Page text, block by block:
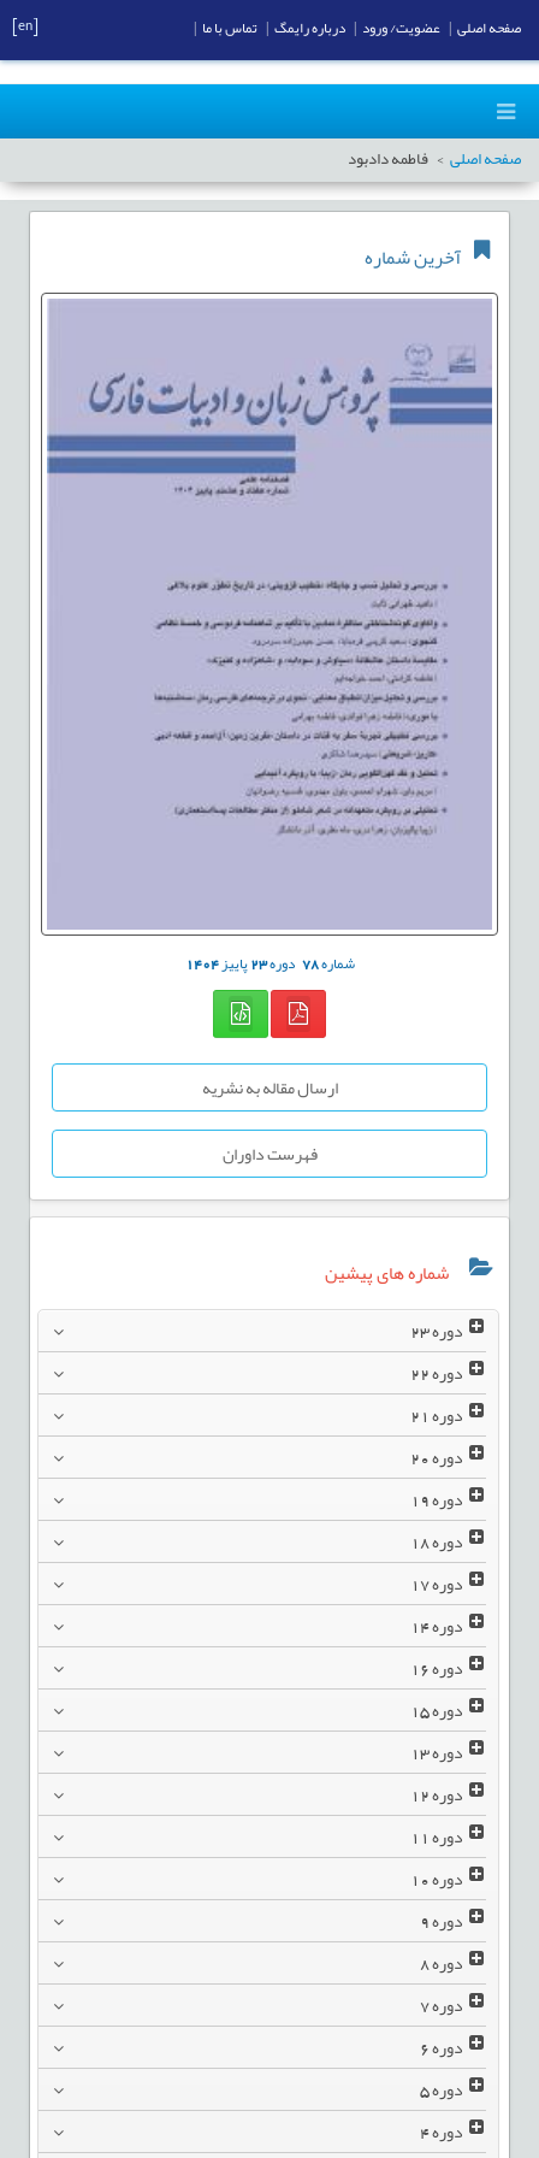
صفحه اصلی فاطمه دادبود
آخرین شماره
شماره78 دوره23پاییز1404
ارسال مقاله به نشریه
فهرست داوران
شماره های پیشین
دوره23
دوره22
دوره21
دوره20
دوره19
دوره18
دوره17
دوره14
دوره16
دوره15
دوره13
دوره12
دوره11
دوره10
دوره9
دوره8
دوره7
دوره6
دوره5
دوره4
صفحه اصلی عضویت/ ورود درباره رایمگ تماس با ما